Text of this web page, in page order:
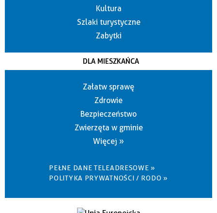
Kultura
Szlaki turystyczne
Zabytki
DLA MIESZKAŃCA
Załatw sprawę
Zdrowie
Bezpieczeństwo
Zwierzęta w gminie
Więcej »
PEŁNE DANE TELEADRESOWE »
POLITYKA PRYWATNOŚCI / RODO »